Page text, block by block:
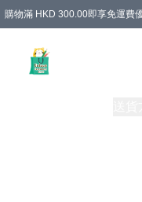
購物滿 HKD 300.00即享免運費